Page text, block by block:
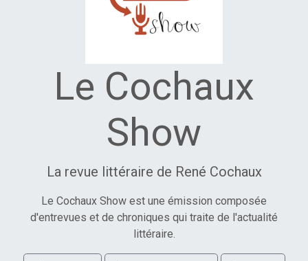
Le Cochaux
Show
La revue littéraire de René Cochaux
Le Cochaux Show est une émission composée
d'entrevues et de chroniques qui traite de l'actualité
littéraire.